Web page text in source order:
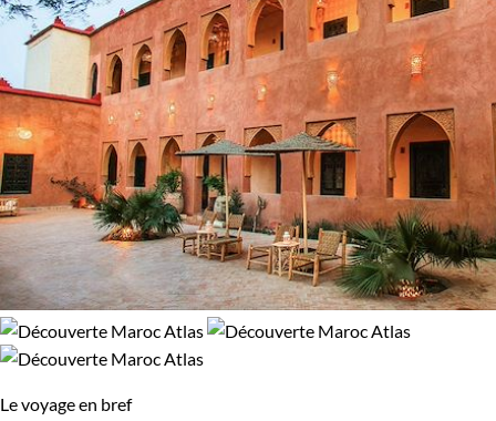
Le voyage en bref